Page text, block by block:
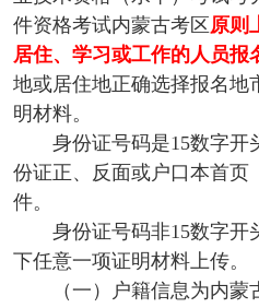
件资格考试内蒙古考区 原则
居住、学习或工作的人员报
地或居住地正确选择报名地
明材料。
身份证号码是15数字开
份证正、反面或户口本首页
件。
身份证号码非15数字开
下任意一项证明材料上传。
（一）户籍信息为内